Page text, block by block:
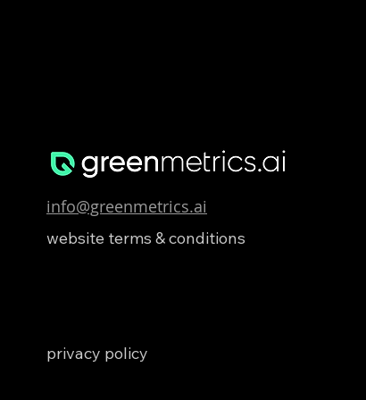
info@greenmetrics.ai
website terms & conditions
privacy policy